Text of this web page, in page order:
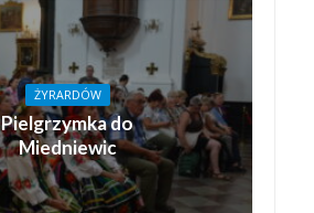
ŻYRARDÓW
Pielgrzymka do
Miedniewic